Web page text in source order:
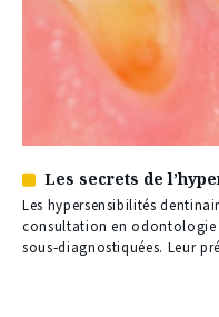
Article
réservé
à
nos
Les secrets de
Les hypersensibilités
consultation en odontologie
sous‑diagnostiquées. Leur